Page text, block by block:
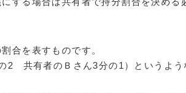
合を表すものです。
2 共有者のＢさん3分の1）というよう